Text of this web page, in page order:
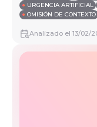
● URGENCIA ARTIFICIAL
● OMISIÓN DE CONTEXTO
Analizado el 13/02/